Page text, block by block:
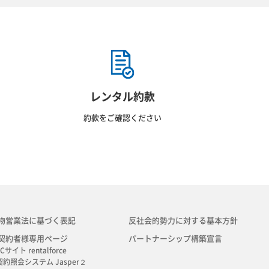
レンタル約款
約款をご確認ください
営業法に基づく表記
約者様専用ページ
サイト rentalforce
約照会システム Jasper２
反社会的勢力に対する基本方針
パートナーシップ構築宣言